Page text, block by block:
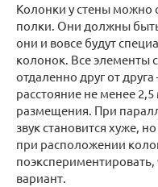
Колонки у стены можно
полки. Они должны
они и вовсе будут
колонок. Все элементы
отдаленно друг от
расстояние не менее
размещения. При
звук становится хуже,
при расположении
вариант.